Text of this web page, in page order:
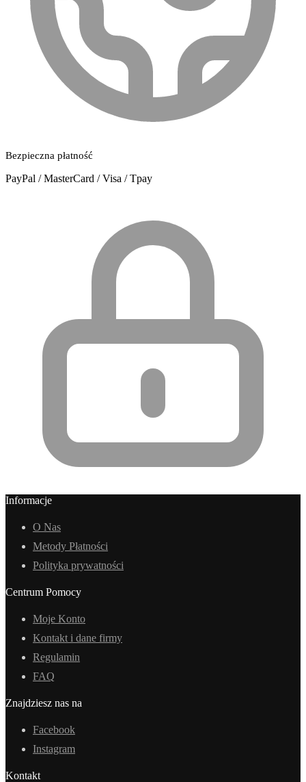
Bezpieczna płatność
PayPal / MasterCard / Visa / Tpay
Informacje
O Nas
Metody Płatności
Polityka prywatności
Centrum Pomocy
Moje Konto
Kontakt i dane firmy
Regulamin
FAQ
Znajdziesz nas na
Facebook
Instagram
Kontakt